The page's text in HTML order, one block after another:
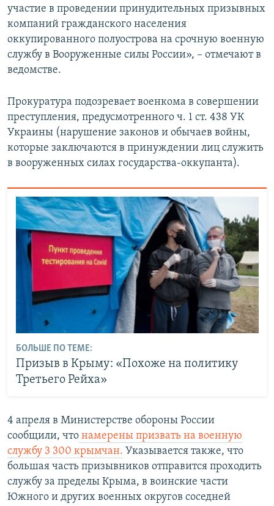
участие в проведении принудительных призывных
компаний гражданского населения
оккупированного полуострова на срочную военную
службу в Вооруженные силы России», – отмечают в
ведомстве.
Прокуратура подозревает военкома в совершении
преступления, предусмотренного ч. 1 ст. 438 УК
Украины (нарушение законов и обычаев войны,
которые заключаются в принуждении лиц служить
в вооруженных силах государства-оккупанта).
БОЛЬШЕ ПО ТЕМЕ:
Призыв в Крыму: «Похоже на политику
Третьего Рейха»
4 апреля в Министерстве обороны России
сообщили, что намерены призвать на военную
службу 3 300 крымчан. Указывается также, что
большая часть призывников отправится проходить
службу за пределы Крыма, в воинские части
Южного и других военных округов соседней